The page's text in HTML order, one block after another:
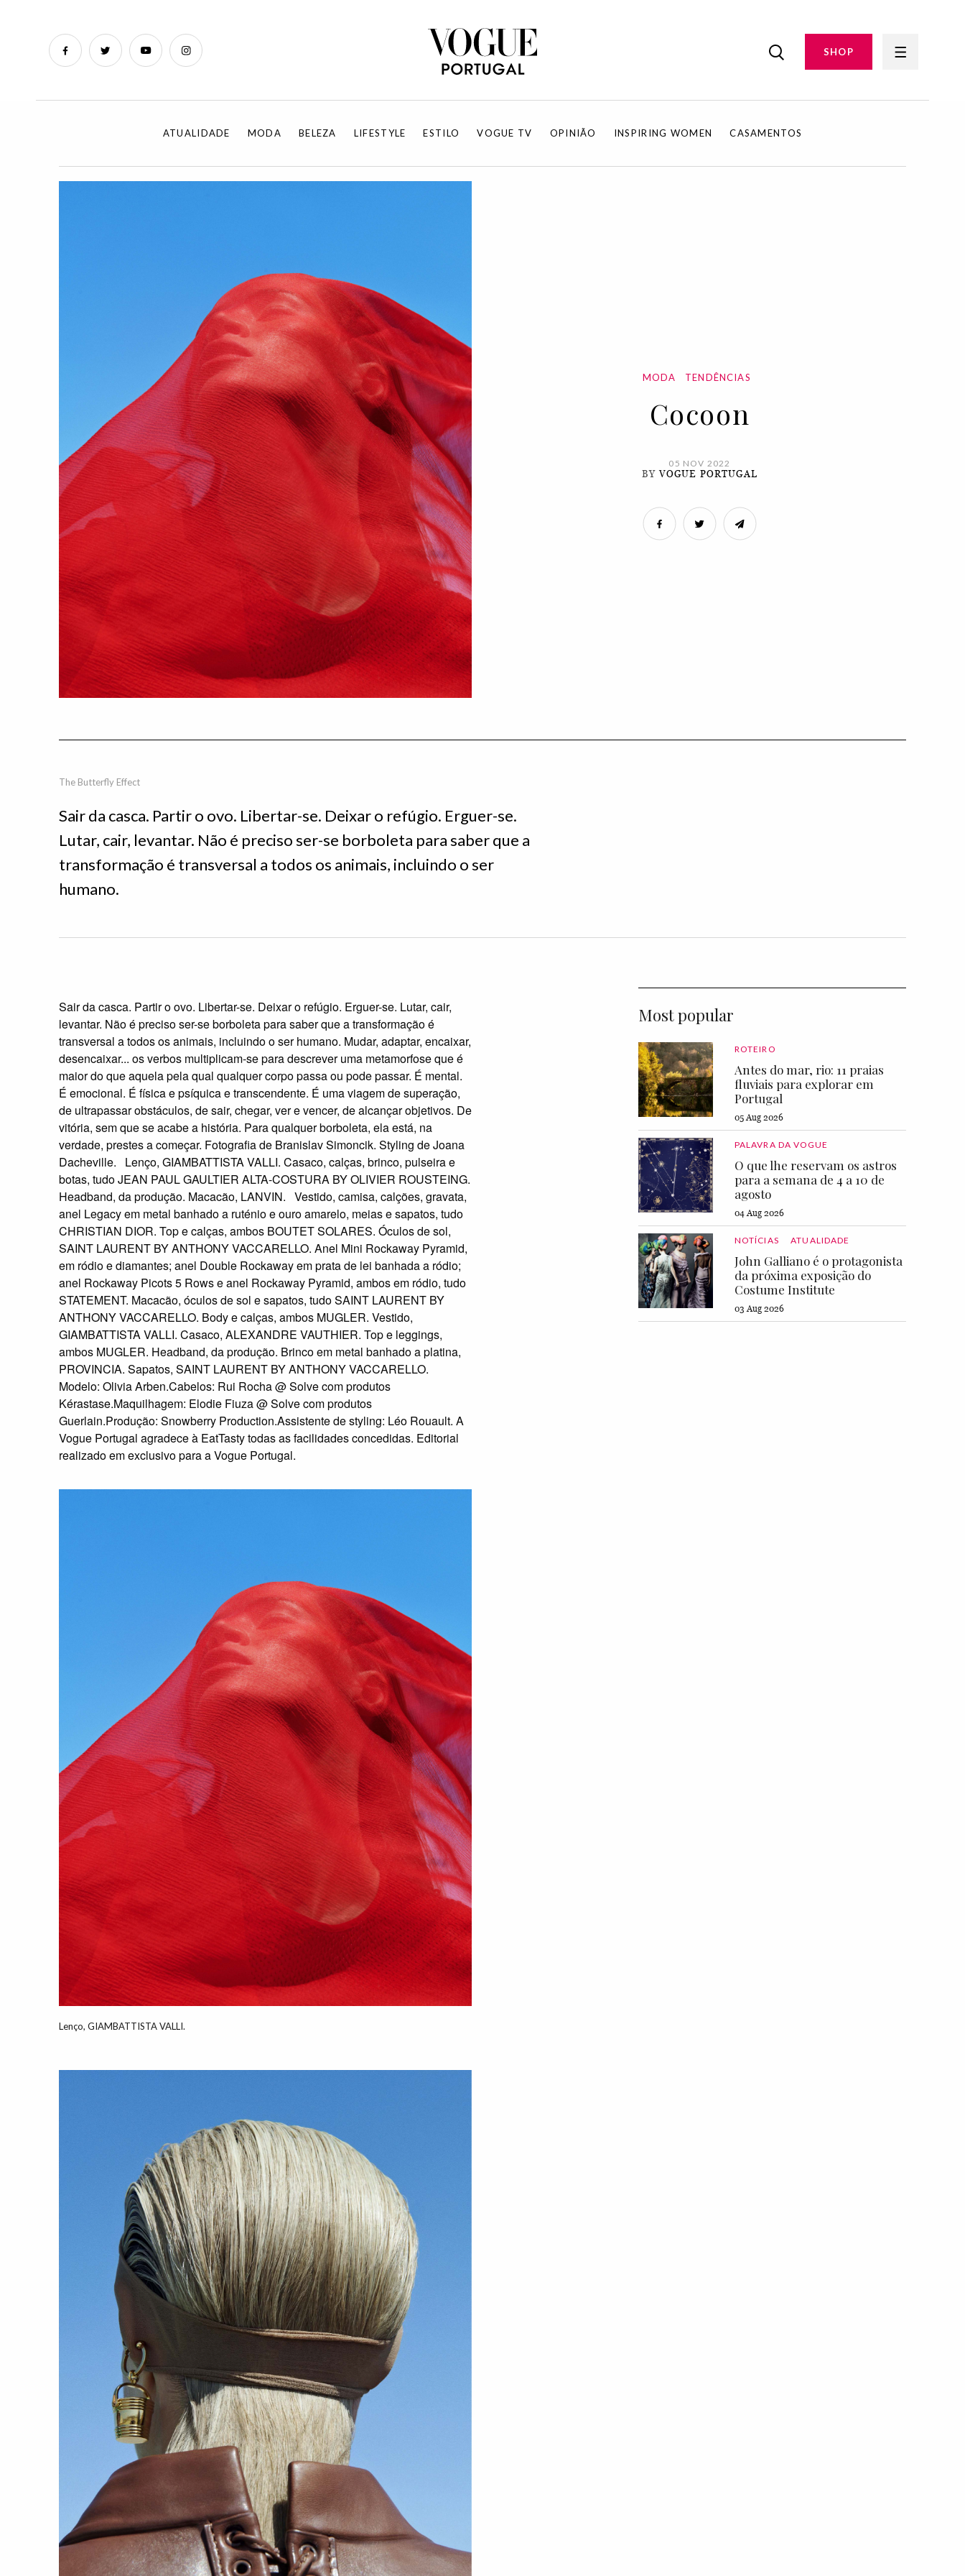
SHOP
ATUALIDADE MODA BELEZA LIFESTYLE ESTILO VOGUE TV OPINIÃO INSPIRING WOMEN CASAMENTOS
MODA TENDÊNCIAS
Cocoon
05 NOV 2022
BYVOGUE PORTUGAL
The Butterfly Effect
Sair da casca. Partir o ovo. Libertar-se. Deixar o refúgio. Erguer-se.
Lutar, cair, levantar. Não é preciso ser-se borboleta para saber que a
transformação é transversal a todos os animais, incluindo o ser
humano.
Sair da casca. Partir o ovo. Libertar-se. Deixar o refúgio. Erguer-se. Lutar, cair,
levantar. Não é preciso ser-se borboleta para saber que a transformação é
transversal a todos os animais, incluindo o ser humano. Mudar, adaptar, encaixar,
desencaixar... os verbos multiplicam-se para descrever uma metamorfose que é
maior do que aquela pela qual qualquer corpo passa ou pode passar. É mental.
É emocional. É física e psíquica e transcendente. É uma viagem de superação,
de ultrapassar obstáculos, de sair, chegar, ver e vencer, de alcançar objetivos. De
vitória, sem que se acabe a história. Para qualquer borboleta, ela está, na
verdade, prestes a começar. Fotografia de Branislav Simoncik. Styling de Joana
Dacheville. Lenço, GIAMBATTISTA VALLI. Casaco, calças, brinco, pulseira e
botas, tudo JEAN PAUL GAULTIER ALTA-COSTURA BY OLIVIER ROUSTEING.
Headband, da produção. Macacão, LANVIN. Vestido, camisa, calções, gravata,
anel Legacy em metal banhado a ruténio e ouro amarelo, meias e sapatos, tudo
CHRISTIAN DIOR. Top e calças, ambos BOUTET SOLARES. Óculos de sol,
SAINT LAURENT BY ANTHONY VACCARELLO. Anel Mini Rockaway Pyramid,
em ródio e diamantes; anel Double Rockaway em prata de lei banhada a ródio;
anel Rockaway Picots 5 Rows e anel Rockaway Pyramid, ambos em ródio, tudo
STATEMENT. Macacão, óculos de sol e sapatos, tudo SAINT LAURENT BY
ANTHONY VACCARELLO. Body e calças, ambos MUGLER. Vestido,
GIAMBATTISTA VALLI. Casaco, ALEXANDRE VAUTHIER. Top e leggings,
ambos MUGLER. Headband, da produção. Brinco em metal banhado a platina,
PROVINCIA. Sapatos, SAINT LAURENT BY ANTHONY VACCARELLO.
Modelo: Olivia Arben.Cabelos: Rui Rocha @ Solve com produtos
Kérastase.Maquilhagem: Elodie Fiuza @ Solve com produtos
Guerlain.Produção: Snowberry Production.Assistente de styling: Léo Rouault. A
Vogue Portugal agradece à EatTasty todas as facilidades concedidas. Editorial
realizado em exclusivo para a Vogue Portugal.
Lenço, GIAMBATTISTA VALLI.
Most popular
ROTEIRO
Antes do mar, rio: 11 praias
fluviais para explorar em
Portugal
05 Aug 2026
PALAVRA DA VOGUE
O que lhe reservam os astros
para a semana de 4 a 10 de
agosto
04 Aug 2026
NOTÍCIAS ATUALIDADE
John Galliano é o protagonista
da próxima exposição do
Costume Institute
03 Aug 2026